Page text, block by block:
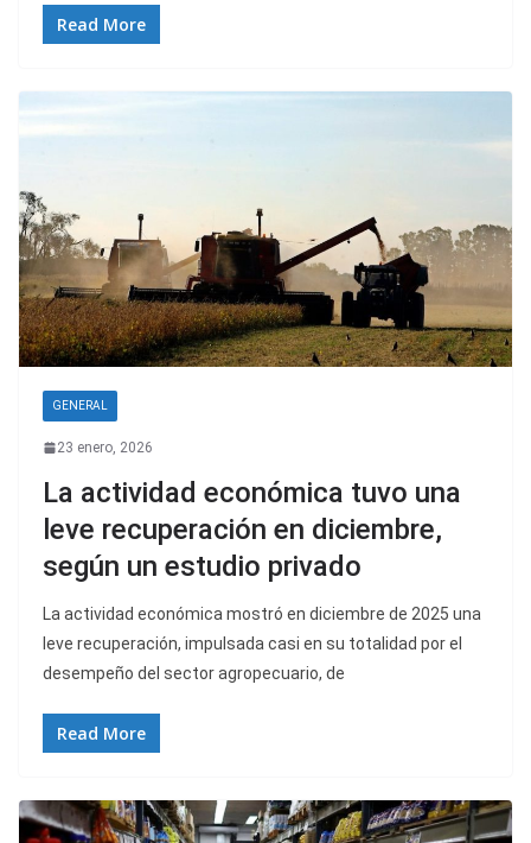
Read More
GENERAL
23 enero, 2026
La actividad económica tuvo una
leve recuperación en diciembre,
según un estudio privado
La actividad económica mostró en diciembre de 2025 una
leve recuperación, impulsada casi en su totalidad por el
desempeño del sector agropecuario, de
Read More